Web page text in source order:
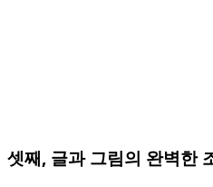
셋째, 글과 그림의 완벽한